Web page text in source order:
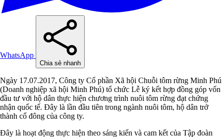
WhatsApp
Chia sẻ nhanh
Ngày 17.07.2017, Công ty Cổ phần Xã hội Chuỗi tôm rừng Minh Phú
(Doanh nghiệp xã hội Minh Phú) tổ chức Lễ ký kết hợp đồng góp vốn
đầu tư với hộ dân thực hiện chương trình nuôi tôm rừng đạt chứng
nhận quốc tế. Đây là lần đầu tiên trong ngành nuôi tôm, hộ dân trở
thành cổ đông của công ty.
Đây là hoạt động thực hiện theo sáng kiến và cam kết của Tập đoàn